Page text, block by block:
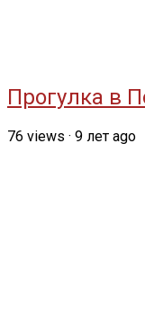
Прогулка в
76 views · 9 лет ago